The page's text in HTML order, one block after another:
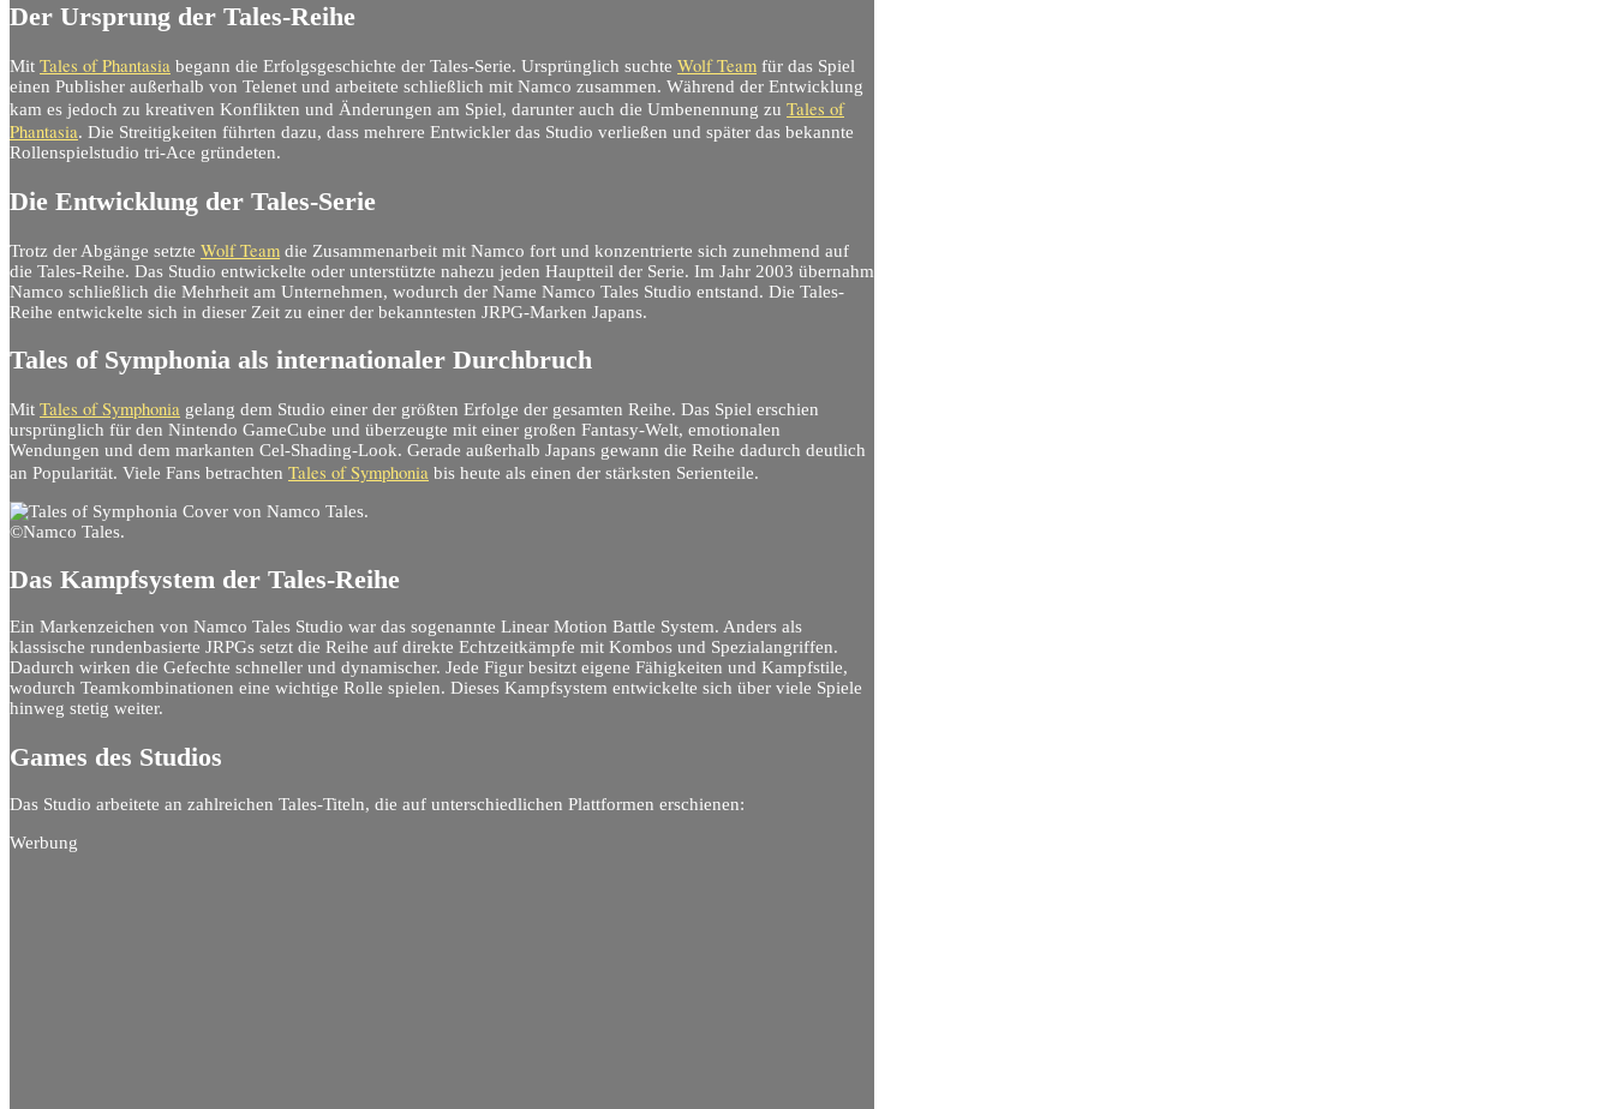
Der Ursprung der Tales-Reihe
Mit Tales of Phantasia begann die Erfolgsgeschichte der Tales-Serie. Ursprünglich suchte Wolf Team für das Spiel
einen Publisher außerhalb von Telenet und arbeitete schließlich mit Namco zusammen. Während der Entwicklung
kam es jedoch zu kreativen Konflikten und Änderungen am Spiel, darunter auch die Umbenennung zu Tales of
Phantasia. Die Streitigkeiten führten dazu, dass mehrere Entwickler das Studio verließen und später das bekannte
Rollenspielstudio tri-Ace gründeten.
Die Entwicklung der Tales-Serie
Trotz der Abgänge setzte Wolf Team die Zusammenarbeit mit Namco fort und konzentrierte sich zunehmend auf
die Tales-Reihe. Das Studio entwickelte oder unterstützte nahezu jeden Hauptteil der Serie. Im Jahr 2003 übernahm
Namco schließlich die Mehrheit am Unternehmen, wodurch der Name Namco Tales Studio entstand. Die Tales-
Reihe entwickelte sich in dieser Zeit zu einer der bekanntesten JRPG-Marken Japans.
Tales of Symphonia als internationaler Durchbruch
Mit Tales of Symphonia gelang dem Studio einer der größten Erfolge der gesamten Reihe. Das Spiel erschien
ursprünglich für den Nintendo GameCube und überzeugte mit einer großen Fantasy-Welt, emotionalen
Wendungen und dem markanten Cel-Shading-Look. Gerade außerhalb Japans gewann die Reihe dadurch deutlich
an Popularität. Viele Fans betrachten Tales of Symphonia bis heute als einen der stärksten Serienteile.
©Namco Tales.
Das Kampfsystem der Tales-Reihe
Ein Markenzeichen von Namco Tales Studio war das sogenannte Linear Motion Battle System. Anders als
klassische rundenbasierte JRPGs setzt die Reihe auf direkte Echtzeitkämpfe mit Kombos und Spezialangriffen.
Dadurch wirken die Gefechte schneller und dynamischer. Jede Figur besitzt eigene Fähigkeiten und Kampfstile,
wodurch Teamkombinationen eine wichtige Rolle spielen. Dieses Kampfsystem entwickelte sich über viele Spiele
hinweg stetig weiter.
Games des Studios
Das Studio arbeitete an zahlreichen Tales-Titeln, die auf unterschiedlichen Plattformen erschienen:
Werbung